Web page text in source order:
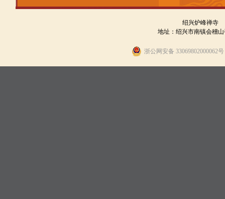
绍兴炉峰禅寺
地址：绍兴市南镇会稽
浙公网安备 33069802000062